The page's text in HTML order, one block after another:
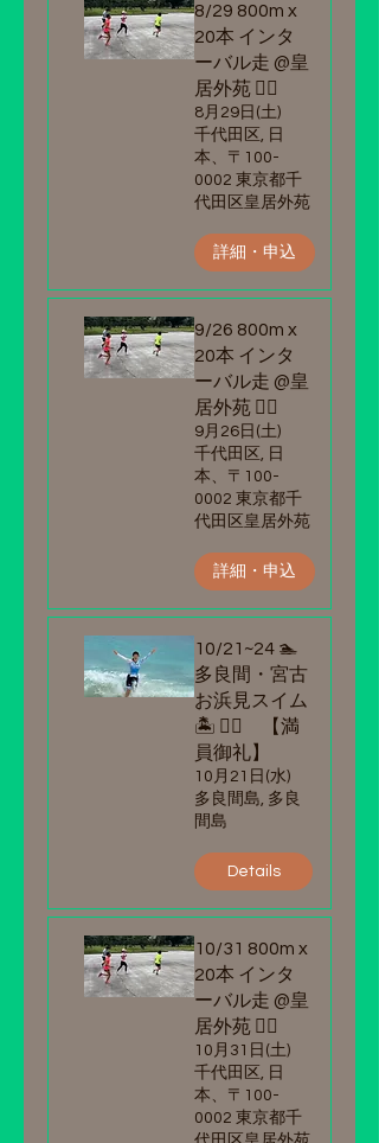
8/29 800m x
20本 インタ
ーバル走 @皇
居外苑 🏃‍♂️
8月29日(土)
千代田区, 日
本、〒100-
0002 東京都千
代田区皇居外苑
詳細・申込
9/26 800m x
20本 インタ
ーバル走 @皇
居外苑 🏃‍♂️
9月26日(土)
千代田区, 日
本、〒100-
0002 東京都千
代田区皇居外苑
詳細・申込
10/21~24 🏊
多良間・宮古
お浜見スイム
🏝️ 🏊‍♂️ 【満
員御礼】
10月21日(水)
多良間島, 多良
間島
Details
10/31 800m x
20本 インタ
ーバル走 @皇
居外苑 🏃‍♂️
10月31日(土)
千代田区, 日
本、〒100-
0002 東京都千